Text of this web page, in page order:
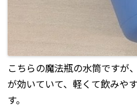
こちらの魔法瓶の水筒ですが
が効いていて、軽くて飲みや
す。